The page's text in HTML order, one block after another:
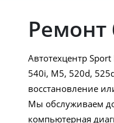
Автотехцентр
540i, M5, 520d,
восстановление
Мы обслуживаем
компьютерная